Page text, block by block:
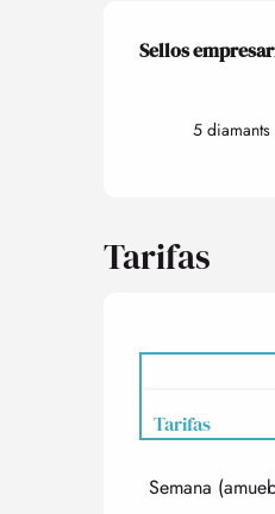
Oferta
Sellos
Sellos
5 diamants
Tarifas
Tarifas
Tarifas 2027
Semana